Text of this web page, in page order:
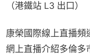
（港鐵站 L3 出口）
康榮國際線上直播頻
網上直播介紹多倫